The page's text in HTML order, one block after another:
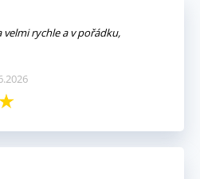
rychle a v pořádku,